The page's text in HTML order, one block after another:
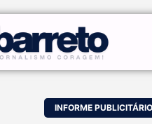
INFORME PUBLICITÁRIO